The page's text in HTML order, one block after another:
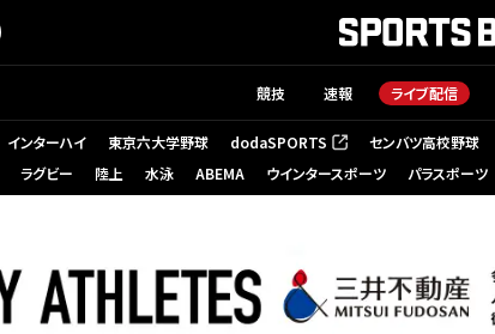
競技 速報 ライブ配信
インターハイ 東京六大学野球 dodaSPORTS
（新しいタブで開く） センバツ高校野球
ラグビー 陸上 水泳 ABEMA ウインタースポーツ パラスポーツ